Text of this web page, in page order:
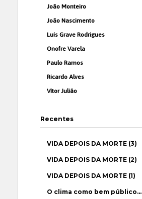
João Monteiro
João Nascimento
Luís Grave Rodrigues
Onofre Varela
Paulo Ramos
Ricardo Alves
Vítor Julião
Recentes
VIDA DEPOIS DA MORTE (3)
VIDA DEPOIS DA MORTE (2)
VIDA DEPOIS DA MORTE (1)
O clima como bem público…